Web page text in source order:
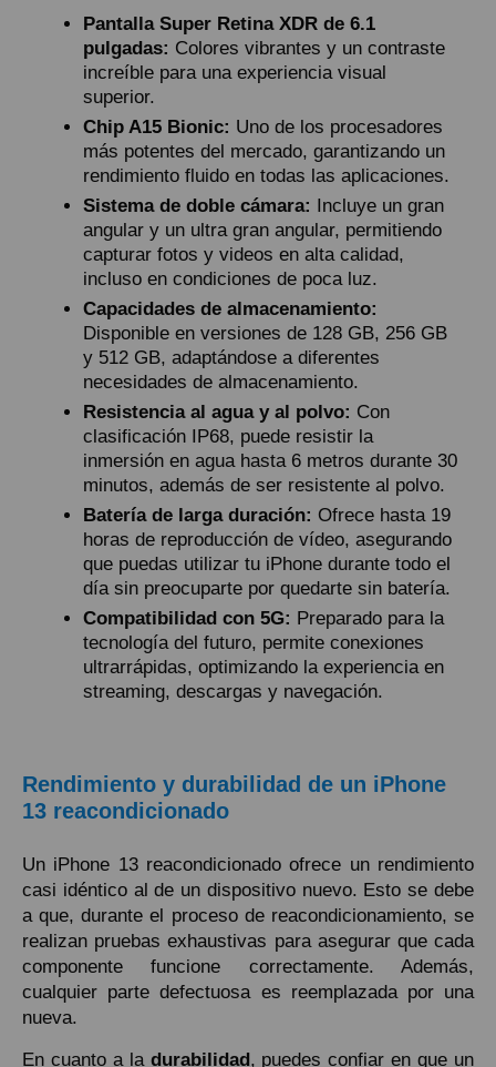
Pantalla Super Retina XDR de 6.1
pulgadas: Colores vibrantes y un contraste
increíble para una experiencia visual
superior.
Chip A15 Bionic: Uno de los procesadores
más potentes del mercado, garantizando un
rendimiento fluido en todas las aplicaciones.
Sistema de doble cámara: Incluye un gran
angular y un ultra gran angular, permitiendo
capturar fotos y videos en alta calidad,
incluso en condiciones de poca luz.
Capacidades de almacenamiento:
Disponible en versiones de 128 GB, 256 GB
y 512 GB, adaptándose a diferentes
necesidades de almacenamiento.
Resistencia al agua y al polvo: Con
clasificación IP68, puede resistir la
inmersión en agua hasta 6 metros durante 30
minutos, además de ser resistente al polvo.
Batería de larga duración: Ofrece hasta 19
horas de reproducción de vídeo, asegurando
que puedas utilizar tu iPhone durante todo el
día sin preocuparte por quedarte sin batería.
Compatibilidad con 5G: Preparado para la
tecnología del futuro, permite conexiones
ultrarrápidas, optimizando la experiencia en
streaming, descargas y navegación.
Rendimiento y durabilidad de un iPhone
13 reacondicionado
Un iPhone 13 reacondicionado ofrece un rendimiento
casi idéntico al de un dispositivo nuevo. Esto se debe
a que, durante el proceso de reacondicionamiento, se
realizan pruebas exhaustivas para asegurar que cada
componente funcione correctamente. Además,
cualquier parte defectuosa es reemplazada por una
nueva.
En cuanto a la durabilidad, puedes confiar en que un